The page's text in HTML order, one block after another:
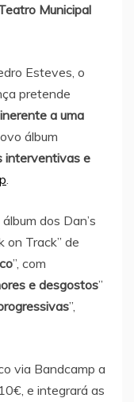
Municipal
Esteves, o
pretende
a uma
álbum
interventivas e
dos Dan’s
on Track” de
”, com
e desgostos”
”,
via Bandcamp a
e integrará as